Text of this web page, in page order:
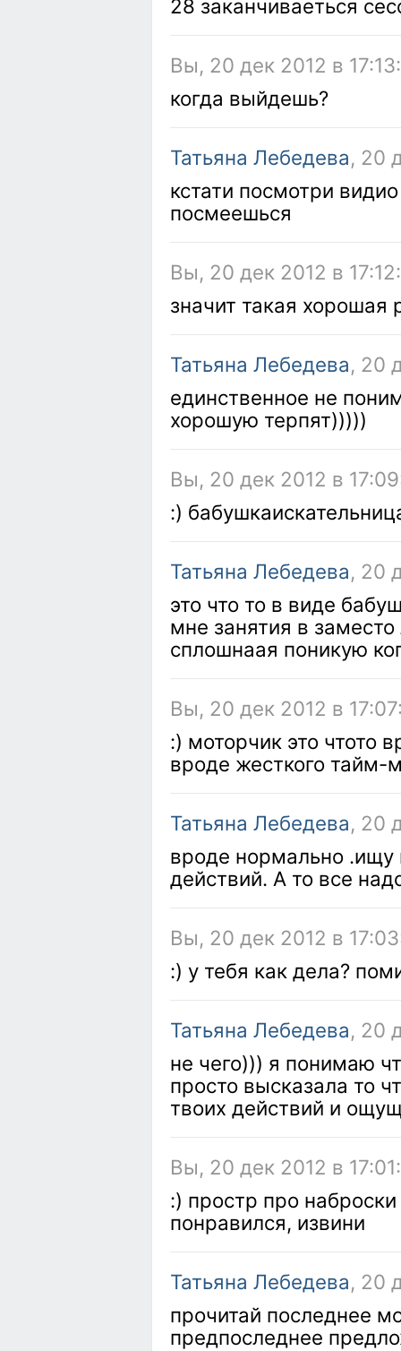
28 заканчиваеться
Вы, 20 дек 2012 в
когда выйдешь?
Татьяна Лебедева, 20
кстати посмотри
посмеешься
Вы, 20 дек 2012 в
значит такая хорошая
Татьяна Лебедева, 20
единственное не
хорошую терпят)))))
Вы, 20 дек 2012 в
:)
Татьяна Лебедева, 20
это что то в виде
мне занятия в
сплошнаая поникую
Вы, 20 дек 2012 в
:) моторчик это чтото
вроде жесткого тайм-
Татьяна Лебедева, 20
вроде нормально .ищу
действий. А то все
Вы, 20 дек 2012 в
:) у тебя как дела?
Татьяна Лебедева, 20
не чего))) я понимаю
просто высказала то
твоих действий и
Вы, 20 дек 2012 в
:) простр про
понравился, извини
Татьяна Лебедева, 20
прочитай последнее
предпоследнее